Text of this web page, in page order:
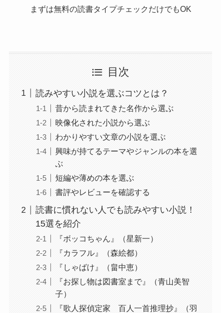
まずは無料の読書タイプチェックだけでもOK
目次
読みやすい小説を選ぶコツとは？
昔から読まれてきた名作から選ぶ
映像化された小説から選ぶ
わかりやすい文章の小説を選ぶ
興味が持てるテーマやジャンルの本を選
ぶ
短編や薄めの本を選ぶ
書評やレビューを確認する
読書に慣れない人でも読みやすい小説！
15選を紹介
『ボッコちゃん』（星新一）
『カラフル』（森絵都）
『しゃばけ』（畠中恵）
『お探し物は図書室まで』（青山美智
子）
『歌人探偵定家 百人一首推理抄』（羽